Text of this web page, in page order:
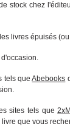
stock chez
livres épuisés
tels queAbebooks
sites tels que
que vous